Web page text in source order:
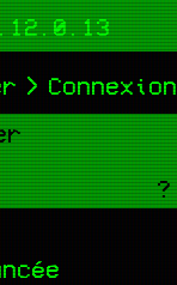
Connexion